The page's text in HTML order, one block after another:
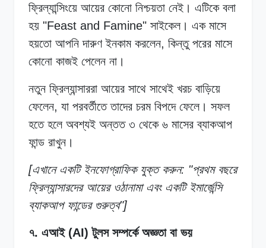
ফ্রিল্যান্সিংয়ে আয়ের কোনো নিশ্চয়তা নেই। এটিকে বলা
হয় "Feast and Famine" সাইকেল। এক মাসে
হয়তো আপনি দারুণ ইনকাম করলেন, কিন্তু পরের মাসে
কোনো কাজই পেলেন না।
নতুন ফ্রিল্যান্সাররা আয়ের সাথে সাথেই খরচ বাড়িয়ে
ফেলেন, যা পরবর্তীতে তাদের চরম বিপদে ফেলে। সফল
হতে হলে অবশ্যই অন্তত ৩ থেকে ৬ মাসের ব্যাকআপ
ফান্ড রাখুন।
[এখানে একটি ইনফোগ্রাফিক যুক্ত করুন: "প্রথম বছরে
ফ্রিল্যান্সারদের আয়ের ওঠানামা এবং একটি ইমার্জেন্সি
ব্যাকআপ ফান্ডের গুরুত্ব"]
৭. এআই (AI) টুলস সম্পর্কে অজ্ঞতা বা ভয়